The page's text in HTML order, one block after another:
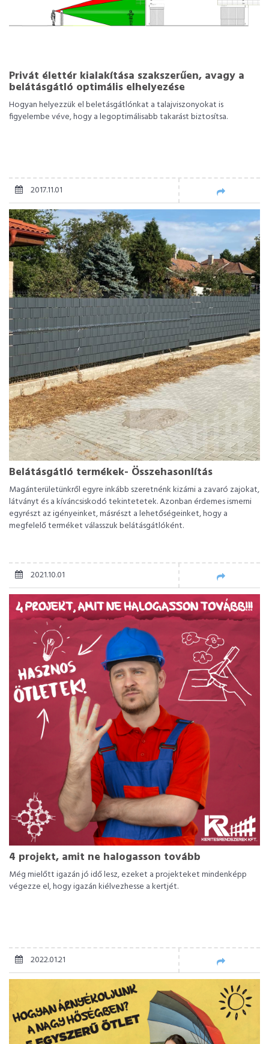
Privát élettér kialakítása szakszerűen, avagy a
belátásgátló optimális elhelyezése
Hogyan helyezzük el beletásgátlónkat a talajviszonyokat is
figyelembe véve, hogy a legoptimálisabb takarást biztosítsa.
2017.11.01
Belátásgátló termékek- Összehasonlítás
Magánterületünkről egyre inkább szeretnénk kizárni a zavaró zajokat,
látványt és a kíváncsiskodó tekintetetek. Azonban érdemes ismerni
egyrészt az igényeinket, másrészt a lehetőségeinket, hogy a
megfelelő terméket válasszuk belátásgátlóként.
2021.10.01
4 projekt, amit ne halogasson tovább
Még mielőtt igazán jó idő lesz, ezeket a projekteket mindenképp
végezze el, hogy igazán kiélvezhesse a kertjét.
2022.01.21